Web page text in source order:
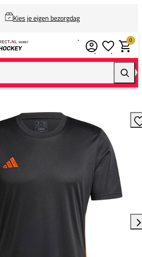
Kies je eigen bezorgdag
0